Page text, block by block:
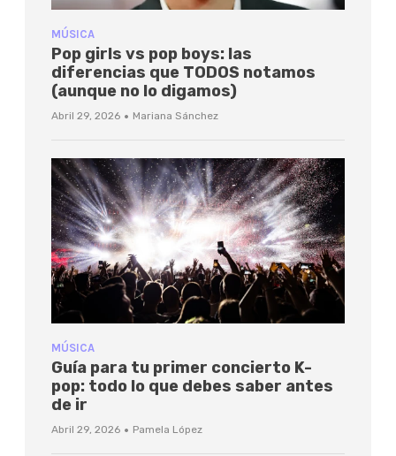
MÚSICA
Pop girls vs pop boys: las
diferencias que TODOS notamos
(aunque no lo digamos)
Abril 29, 2026 · Mariana Sánchez
MÚSICA
Guía para tu primer concierto K-
pop: todo lo que debes saber antes
de ir
Abril 29, 2026 · Pamela López